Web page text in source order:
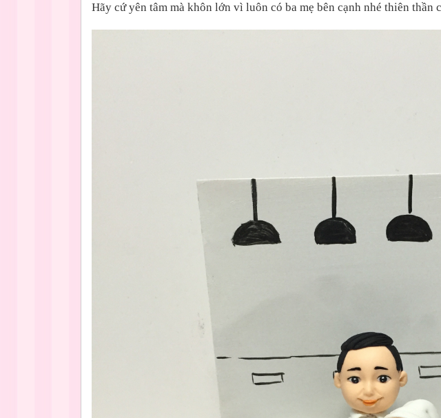
Hãy cứ yên tâm mà khôn lớn vì luôn có ba mẹ bên cạnh nhé thiên thần